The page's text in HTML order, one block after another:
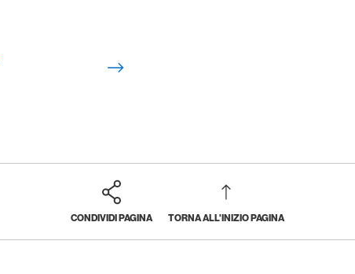
CONDIVIDI PAGINA TORNA ALL'INIZIO PAGINA